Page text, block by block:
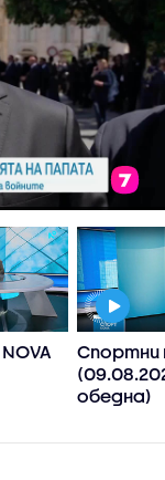
Спортни
обедна)